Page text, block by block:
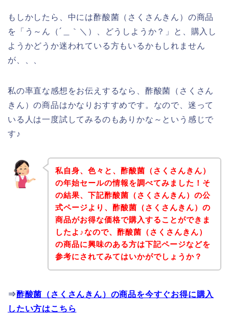
もしかしたら、中には酢酸菌（さくさんきん）の商品
を「う～ん（´＿｀＼）、どうしようか？」と、購入し
ようかどうか迷われている方もいるかもしれません
が、、、
私の率直な感想をお伝えするなら、酢酸菌（さくさん
きん）の商品はかなりおすすめです。なので、迷って
いる人は一度試してみるのもありかな～という感じで
す♪
私自身、色々と、酢酸菌（さくさんきん）
の年始セールの情報を調べてみました！そ
の結果、下記酢酸菌（さくさんきん）の公
式ページより、酢酸菌（さくさんきん）の
商品がお得な価格で購入することができま
したよ♪なので、酢酸菌（さくさんきん）
の商品に興味のある方は下記ページなどを
参考にされてみてはいかがでしょうか？
⇒酢酸菌（さくさんきん）の商品を今すぐお得に購入
したい方はこちら